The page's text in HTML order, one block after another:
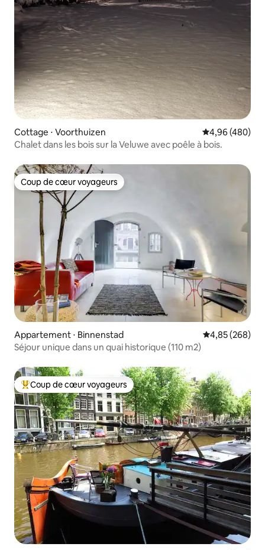
Cottage ⋅ Voorthuizen Évaluation
4,96 (480)
Chalet dans les bois sur la Veluwe avec poêle à bois.
Coup de cœur voyageurs
Coup de cœur voyageurs
Appartement ⋅ Binnenstad Évaluation
4,85 (268)
Séjour unique dans un quai historique (110 m2)
Coups de cœur voyageurs les plus appréciés
Coup de cœur voyageurs